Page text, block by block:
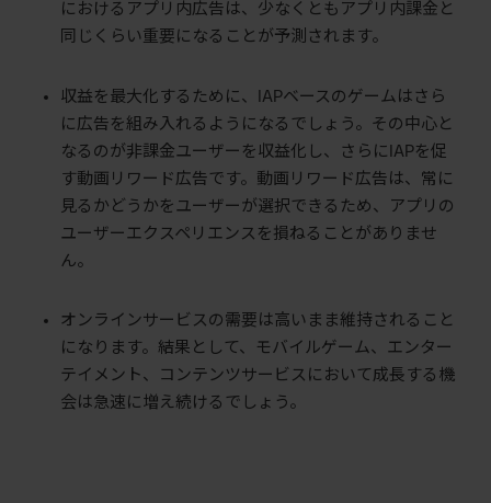
におけるアプリ内広告は、少なくともアプリ内課金と
同じくらい重要になることが予測されます。
収益を最大化するために、IAPベースのゲームはさら
に広告を組み入れるようになるでしょう。その中心と
なるのが非課金ユーザーを収益化し、さらにIAPを促
す動画リワード広告です。動画リワード広告は、常に
見るかどうかをユーザーが選択できるため、アプリの
ユーザーエクスペリエンスを損ねることがありませ
ん。
オンラインサービスの需要は高いまま維持されること
になります。結果として、モバイルゲーム、エンター
テイメント、コンテンツサービスにおいて成長する機
会は急速に増え続けるでしょう。